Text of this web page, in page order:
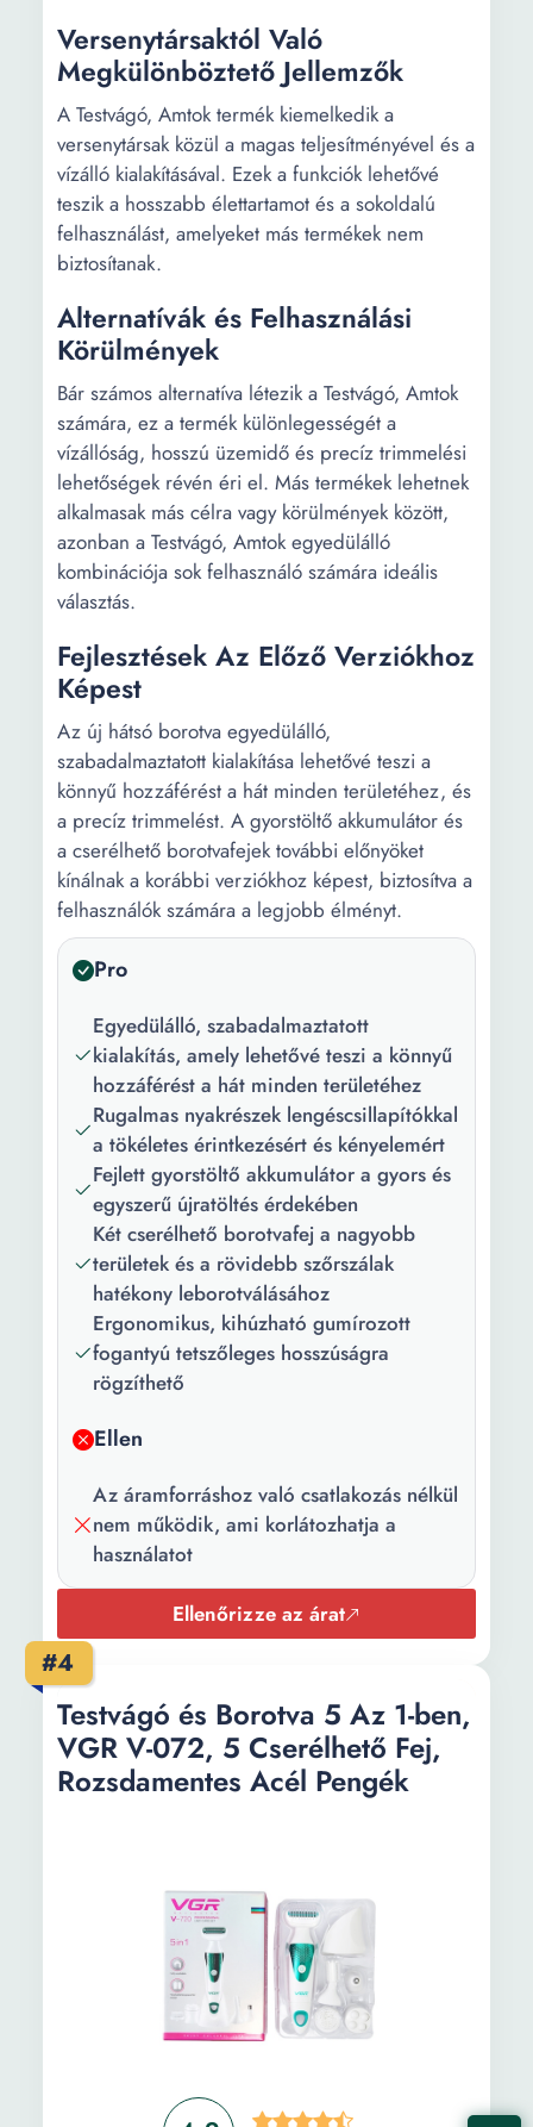
Versenytársaktól Való
Megkülönböztető Jellemzők
A Testvágó, Amtok termék kiemelkedik a
versenytársak közül a magas teljesítményével és a
vízálló kialakításával. Ezek a funkciók lehetővé
teszik a hosszabb élettartamot és a sokoldalú
felhasználást, amelyeket más termékek nem
biztosítanak.
Alternatívák és Felhasználási
Körülmények
Bár számos alternatíva létezik a Testvágó, Amtok
számára, ez a termék különlegességét a
vízállóság, hosszú üzemidő és precíz trimmelési
lehetőségek révén éri el. Más termékek lehetnek
alkalmasak más célra vagy körülmények között,
azonban a Testvágó, Amtok egyedülálló
kombinációja sok felhasználó számára ideális
választás.
Fejlesztések Az Előző Verziókhoz
Képest
Az új hátsó borotva egyedülálló,
szabadalmaztatott kialakítása lehetővé teszi a
könnyű hozzáférést a hát minden területéhez, és
a precíz trimmelést. A gyorstöltő akkumulátor és
a cserélhető borotvafejek további előnyöket
kínálnak a korábbi verziókhoz képest, biztosítva a
felhasználók számára a legjobb élményt.
Pro
Egyedülálló, szabadalmaztatott
kialakítás, amely lehetővé teszi a könnyű
hozzáférést a hát minden területéhez
Rugalmas nyakrészek lengéscsillapítókkal
a tökéletes érintkezésért és kényelemért
Fejlett gyorstöltő akkumulátor a gyors és
egyszerű újratöltés érdekében
Két cserélhető borotvafej a nagyobb
területek és a rövidebb szőrszálak
hatékony leborotválásához
Ergonomikus, kihúzható gumírozott
fogantyú tetszőleges hosszúságra
rögzíthető
Ellen
Az áramforráshoz való csatlakozás nélkül
nem működik, ami korlátozhatja a
használatot
Ellenőrizze az árat
#4
Testvágó és Borotva 5 Az 1-ben,
VGR V-072, 5 Cserélhető Fej,
Rozsdamentes Acél Pengék